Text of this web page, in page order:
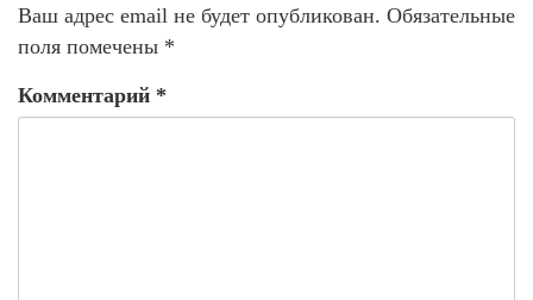
Ваш адрес email не будет опубликован. Обязательные
поля помечены *
Комментарий *